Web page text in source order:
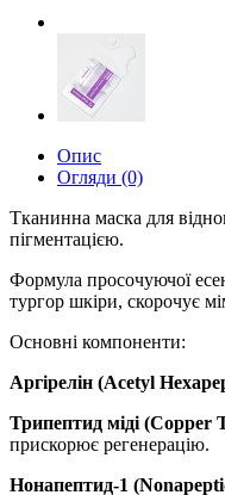
Опис
Огляди (0)
Тканинна маска для
пігментацією.
Формула просочуючої
тургор шкіри, скорочує
Основні компоненти:
Аргірелін (Acetyl
Трипептид міді (Copper
прискорює регенерацію.
Нонапептид-1